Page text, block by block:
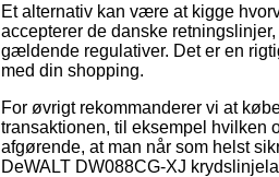
Et alternativ kan være at kigge
accepterer de danske
gældende regulativer. Det er en
med din shopping.
For øvrigt rekommanderer vi at
transaktionen, til eksempel hvilken
afgørende, at man når som helst
DeWALT DW088CG-XJ